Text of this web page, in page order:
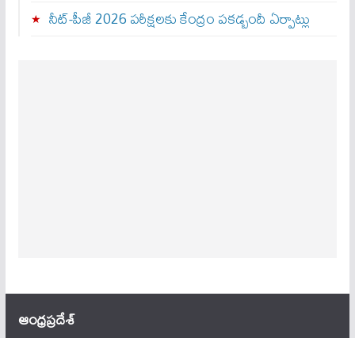
నీట్-పీజీ 2026 పరీక్షలకు కేంద్రం పకడ్బందీ ఏర్పాట్లు
ఆంధ్ర‌ప్ర‌దేశ్